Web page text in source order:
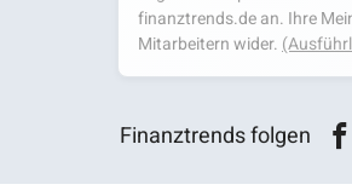
finanztrends.de an. Ihre
Mitarbeitern wider.
Finanztrends folgen